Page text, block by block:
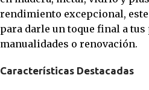
rendimiento excepcional,
para darle un toque final a tus
manualidades o renovación.
Características Destacadas